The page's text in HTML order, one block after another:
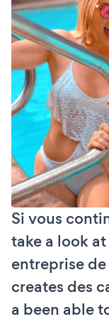
Si vous
take a look
entreprise
creates des
a been able